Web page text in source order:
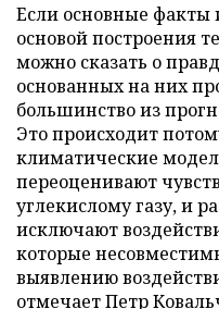
Если основные факты
основой построения
можно сказать о
основанных на них
большинство из
Это происходит
климатические
переоценивают
углекислому газу, и
исключают
которые
выявлению
отмечает Петр